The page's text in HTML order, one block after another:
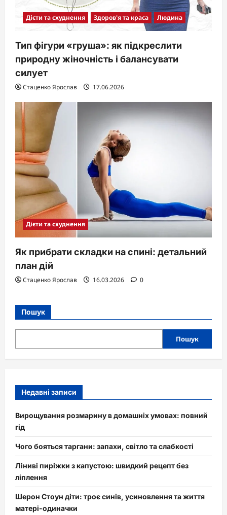
Дієти та схуднення Здоров'я та краса Людина
Тип фігури «груша»: як підкреслити
природну жіночність і балансувати
силует
Стаценко Ярослав 17.06.2026
Дієти та схуднення
Як прибрати складки на спині: детальний
план дій
Стаценко Ярослав 16.03.2026 0
Пошук
Пошук
Недавні записи
Вирощування розмарину в домашніх умовах: повний
гід
Чого бояться таргани: запахи, світло та слабкості
Ліниві пиріжки з капустою: швидкий рецепт без
ліплення
Шерон Стоун діти: троє синів, усиновлення та життя
матері-одиначки